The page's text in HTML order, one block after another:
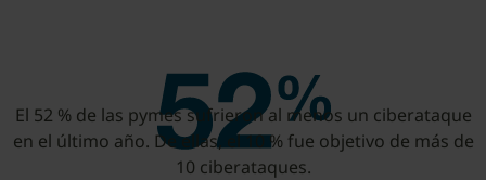
El 52 % de las pymes sufrieron al menos un ciberataque
en el último año. De ellas, el 10 % fue objetivo de más de
10 ciberataques.